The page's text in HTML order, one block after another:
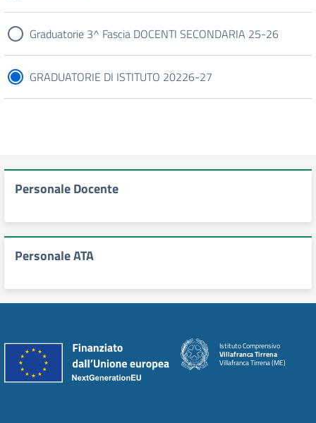
Graduatorie 3^ Fascia DOCENTI SECONDARIA 25-26
GRADUATORIE DI ISTITUTO 20226-27
Personale Docente
Personale ATA
Istituto Comprensivo
Villafranca Tirrena
Villafranca Tirrena (ME)